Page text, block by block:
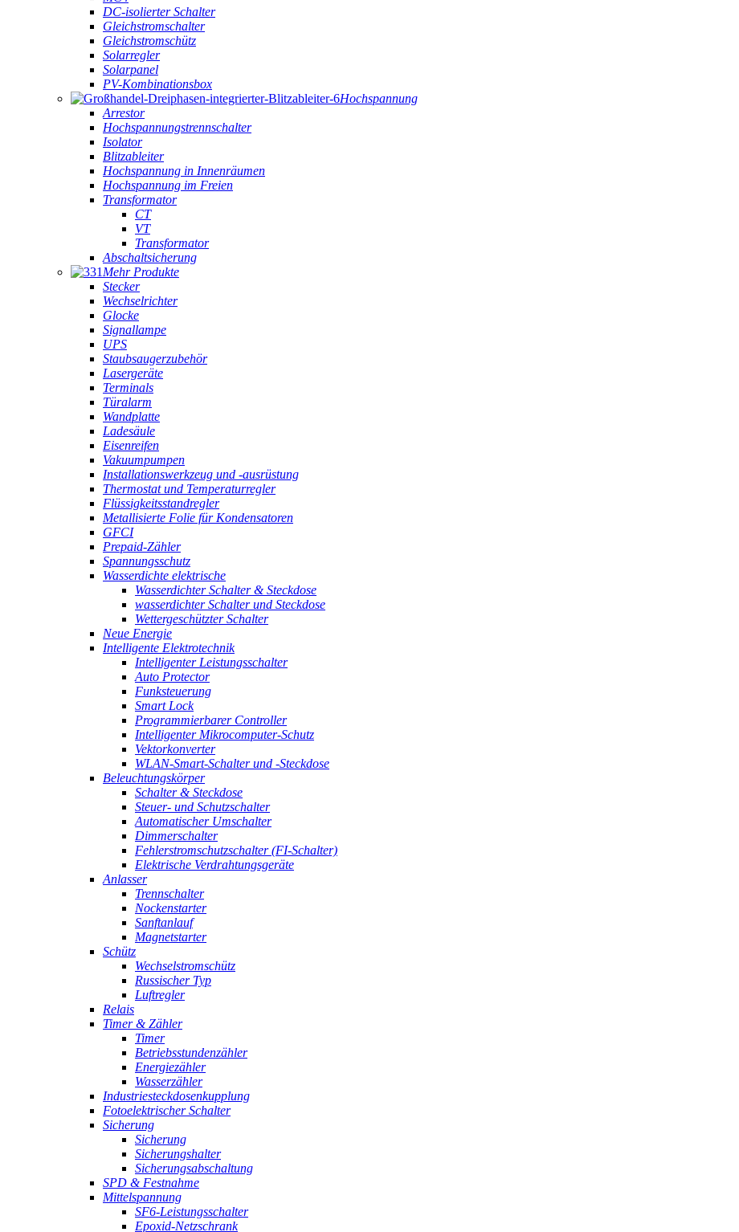
DC-isolierter Schalter
Gleichstromschalter
Gleichstromschütz
Solarregler
Solarpanel
PV-Kombinationsbox
Hochspannung
Arrestor
Hochspannungstrennschalter
Isolator
Blitzableiter
Hochspannung in Innenräumen
Hochspannung im Freien
Transformator
CT
VT
Transformator
Abschaltsicherung
Mehr Produkte
Stecker
Wechselrichter
Glocke
Signallampe
UPS
Staubsaugerzubehör
Lasergeräte
Terminals
Türalarm
Wandplatte
Ladesäule
Eisenreifen
Vakuumpumpen
Installationswerkzeug und -ausrüstung
Thermostat und Temperaturregler
Flüssigkeitsstandregler
Metallisierte Folie für Kondensatoren
GFCI
Prepaid-Zähler
Spannungsschutz
Wasserdichte elektrische
Wasserdichter Schalter & Steckdose
wasserdichter Schalter und Steckdose
Wettergeschützter Schalter
Neue Energie
Intelligente Elektrotechnik
Intelligenter Leistungsschalter
Auto Protector
Funksteuerung
Smart Lock
Programmierbarer Controller
Intelligenter Mikrocomputer-Schutz
Vektorkonverter
WLAN-Smart-Schalter und -Steckdose
Beleuchtungskörper
Schalter & Steckdose
Steuer- und Schutzschalter
Automatischer Umschalter
Dimmerschalter
Fehlerstromschutzschalter (FI-Schalter)
Elektrische Verdrahtungsgeräte
Anlasser
Trennschalter
Nockenstarter
Sanftanlauf
Magnetstarter
Schütz
Wechselstromschütz
Russischer Typ
Luftregler
Relais
Timer & Zähler
Timer
Betriebsstundenzähler
Energiezähler
Wasserzähler
Industriesteckdosenkupplung
Fotoelektrischer Schalter
Sicherung
Sicherung
Sicherungshalter
Sicherungsabschaltung
SPD & Festnahme
Mittelspannung
SF6-Leistungsschalter
Epoxid-Netzschrank